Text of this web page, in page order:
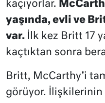
kaçıyorlar.
yaşında, evli ve
var. İlk kez Britt 17
kaçtıktan sonra
Britt, McCarthy’i
görüyor. İlişkilerinin